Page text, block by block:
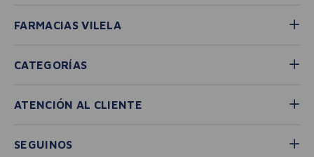
FARMACIAS VILELA
CATEGORÍAS
ATENCIÓN AL CLIENTE
SEGUINOS